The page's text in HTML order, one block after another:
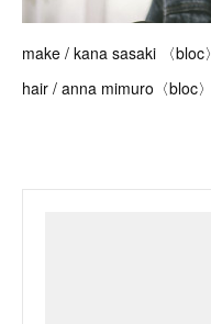
make / kana sasaki 〈bloc〉
hair / anna mimuro〈bloc〉